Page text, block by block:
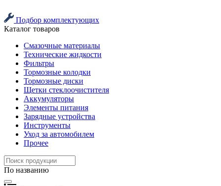
Подбор комплектующих
Каталог товаров
Смазочные материалы
Технические жидкости
Фильтры
Тормозные колодки
Тормозные диски
Щетки стеклоочистителя
Аккумуляторы
Элементы питания
Зарядные устройства
Инструменты
Уход за автомобилем
Прочее
По названию